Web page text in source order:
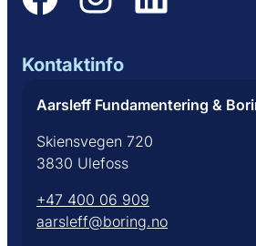
Kontaktinfo
Aarsleff Fundamentering &
Skiensvegen 720
3830 Ulefoss
+47 400 06 909
aarsleff@boring.no